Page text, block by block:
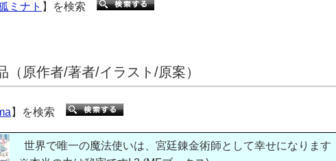
ミナト 】を検索
（原作者/著者/イラスト/原案）
】を検索
世界で唯一の魔法使いは、宮廷錬金術師として幸せになります